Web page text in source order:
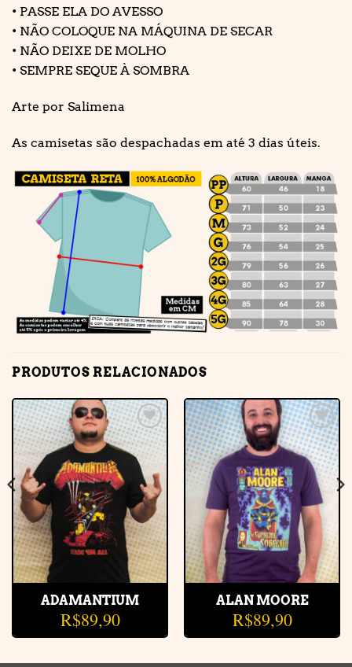
• PASSE ELA DO AVESSO
• NÃO COLOQUE NA MÁQUINA DE SECAR
• NÃO DEIXE DE MOLHO
• SEMPRE SEQUE À SOMBRA
Arte por Salimena
As camisetas são despachadas em até 3 dias úteis.
PRODUTOS RELACIONADOS
Adicionar
à lista de
desejos
ADAMANTIUM
R$89,90
Adicionar
à lista de
desejos
ALAN MOORE
R$89,90